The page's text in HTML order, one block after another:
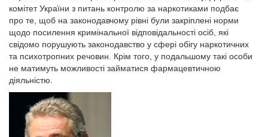
комітет України з питань контролю за наркотиками подбає
про те, щоб на законодавчому рівні були закріплені норми
щодо посилення кримінальної відповідальності осіб, які
свідомо порушують законодавство у сфері обігу наркотичних
та психотропних речовин. Крім того, у подальшому такі особи
не матимуть можливості займатися фармацевтичною
діяльністю.